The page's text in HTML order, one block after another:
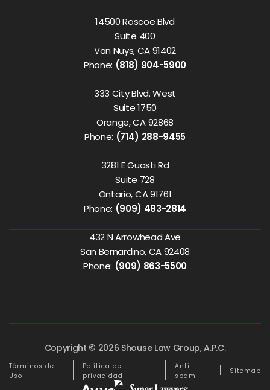
14500 Roscoe Blvd
Suite 400
Van Nuys, CA 91402
Phone: (818) 904-5900
333 City Blvd. West
Suite 1750
Orange, CA 92868
Phone: (714) 288-9455
3281 E Guasti Rd
Suite 728
Ontario, CA 91761
Phone: (909) 483-2814
432 N Arrowhead Ave
San Bernardino, CA 92408
Phone: (909) 863-5500
Copyright © 2026 Shouse Law Group, A.P.C.
Términos de
Uso
Política de
privacidad
Anti-
spam
Sitemap